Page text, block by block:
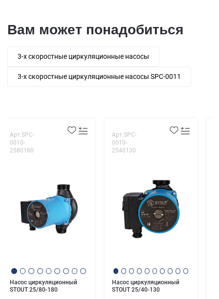
Вам может понадобиться
3-х скоростные циркуляционные насосы
3-х скоростные циркуляционные насосы SPC-0011
Арт.SPC-
0010-
2580180
Насос циркуляционный
STOUT 25/80-180
Арт.SPC-
0010-
2540130
Насос циркуляционный
STOUT 25/40-130